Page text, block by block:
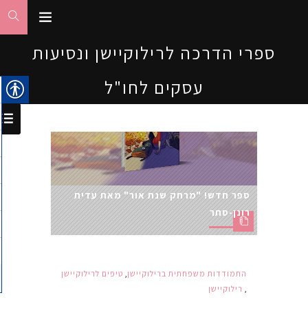
ספרי הדרכה לרילוקיישן ונסיעות
עסקים לחו"ל
ספר חדש! "מרחק שנת אור" מאת עדית
רונן-סתר
התמודדות משפחתית ברילוקיישן, טיפים לרילוקיישן
, רילוקיישן